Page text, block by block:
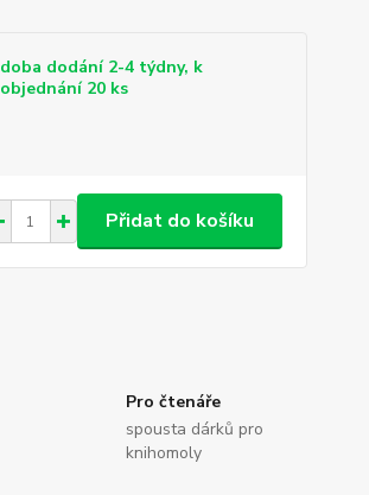
doba dodání 2-4 týdny, k
objednání 20 ks
Přidat do košíku
Pro čtenáře
spousta dárků pro
knihomoly